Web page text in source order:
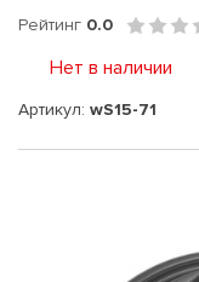
Рейтинг 0.0
Нет в наличии
Артикул: wS15-71